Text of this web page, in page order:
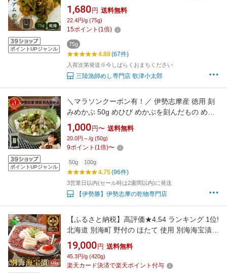
ポイントUPジャンル
ぶ 水で簡単おいしいめかぶ 約40食分 無添加 や
わらかい 国産(三陸産) メカブ 海藻 長期保存可
能
1,680 円 送料無料
22.4円/g (75g)
15ポイント (1倍)
75g
4.88(67件)
入荷次第発送※今しばらくおまちください
三陸漁師めし専門店 歌津小太郎
ポイントUPジャンル
＼マラソンクーポン有！／ 伊勢志摩産 徳用 刻
みめかぶ 50g めひび めかぶを刻んだもの めか
ぶ 和布蕪 芽株 雌株 アルギン酸 フコダイン ネ
バネバ 美味しい 味噌汁 酢の物 煮物 国産 便通
便秘対策 低カロリー ミネラル豊富 水溶性食物
1,000 円〜 送料無料
20.0円～/g (50g)
9ポイント (1倍)〜
50g 100g
4.75(96件)
3営業日以内(セール時は2週間以内)に発送
【伊勢勝】伊勢志摩の乾物専門店
【ふるさと納税】高評価★4.54 ランキング 1位!
北海道 別海町 野付の ほたて 使用 別海海宝漬
420g（ ふるさと納税 海鮮 北海道 ふるさと納税
海宝漬 ふるさと納税 海宝漬け 海鮮セット ほた
て ふるさと納税 いくら 北海道 北海道別海町 )
19,000 円 送料無料
45.3円/g (420g)
楽天カード決済で楽天ポイント付与